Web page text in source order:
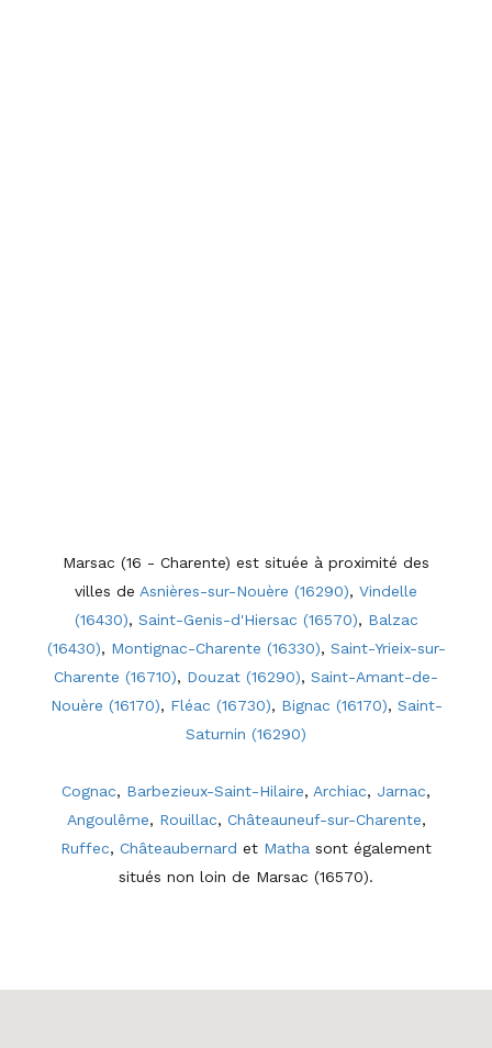
Marsac (16 - Charente) est située à proximité des
villes de Asnières-sur-Nouère (16290), Vindelle
(16430), Saint-Genis-d'Hiersac (16570), Balzac
(16430), Montignac-Charente (16330), Saint-Yrieix-sur-
Charente (16710), Douzat (16290), Saint-Amant-de-
Nouère (16170), Fléac (16730), Bignac (16170), Saint-
Saturnin (16290)
Cognac, Barbezieux-Saint-Hilaire, Archiac, Jarnac,
Angoulême, Rouillac, Châteauneuf-sur-Charente,
Ruffec, Châteaubernard et Matha sont également
situés non loin de Marsac (16570).